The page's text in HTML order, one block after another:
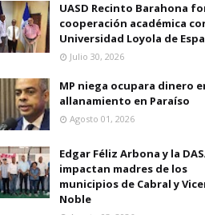
UASD Recinto Barahona
cooperación académica
Universidad Loyola de
Julio 30, 2026
MP niega ocupara dinero
allanamiento en Paraíso
Agosto 01, 2026
Edgar Féliz Arbona y la
impactan madres de los
municipios de Cabral y
Noble